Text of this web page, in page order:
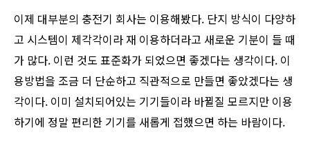
이제 대부분의 충전기 회사는 이용해봤다. 단지 방식이 다양하
고 시스템이 제각각이라 재 이용하더라고 새로운 기분이 들 때
가 많다. 이런 것도 표준화가 되었으면 좋겠다는 생각이다. 이
용방법을 조금 더 단순하고 직관적으로 만들면 좋았겠다는 생
각이다. 이미 설치되어있는 기기들이라 바뀔질 모르지만 이용
하기에 정말 편리한 기기를 새롭게 접했으면 하는 바람이다.